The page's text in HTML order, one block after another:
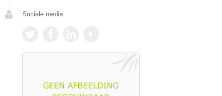
Sociale media: